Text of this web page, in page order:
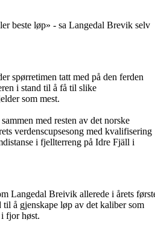
beste løp» - sa Langedal Brevik selv
spørretimen tatt med på den ferden
i stand til å få til slike
som mest.
med resten av det norske
verdenscupsesong med kvalifisering
i fjellterreng på Idre Fjäll i
Langedal Breivik allerede i årets
til å gjenskape løp av det kaliber som
fjor høst.